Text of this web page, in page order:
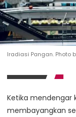
Iradiasi Pangan. Photo
Ketika mendengar
membayangkan